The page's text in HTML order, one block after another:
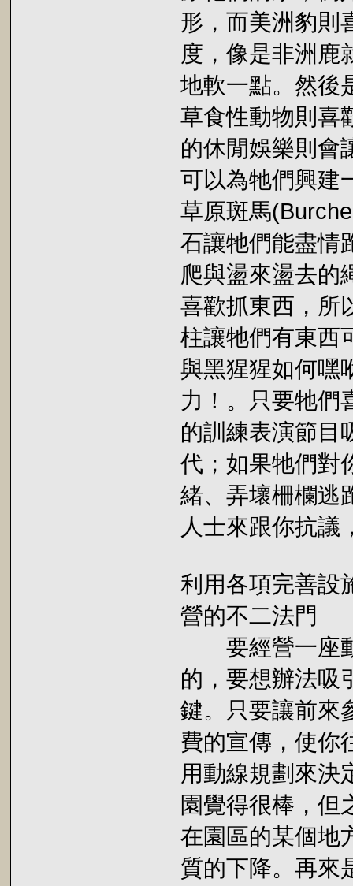
形，而美洲豹則
度，像是非洲鹿
地軟一點。然後
草食性動物則喜
的休閒娛樂則會
可以為牠們興建
草原斑馬
石讓牠們能盡情
爬與盪來盪去的
喜歡抓東西，所
柱讓牠們有東西
與黑猩猩如何嘿
力！。只要牠們
的訓練表演節目
代；如果牠們對
緒、弄壞柵欄逃
人士來跟你抗議
利用各項完善設
營的不二法門
要經營一座動
的，要想辦法吸
鍵。只要讓前來
費的宣傳，使你
用動線規劃來決
園覺得很棒，但
在園區的某個地
質的下降。再來